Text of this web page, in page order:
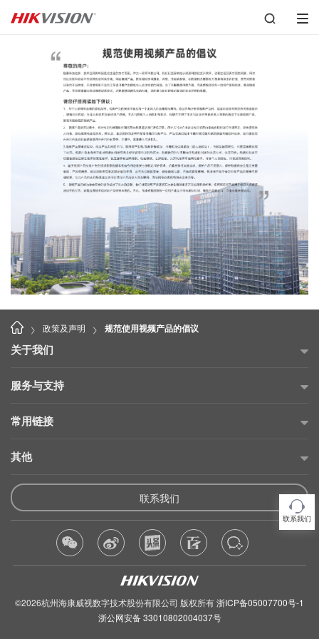
联系我们
> 政策及声明 > 规范使用视频产品的倡议
关于我们
公司简介
可持续发展
招贤纳士
联系我们
服务与支持
故障自查
维修在线申请
维修状态查询
产品延保购买
产品公告
常用链接
海康云商
海康云眸
海康互联
海康合作伙伴
其他
供应商平台
产品使用倡议
法律声明
联系我们
©2026杭州海康威视数字技术股份有限公司 版权所有浙ICP备05007700号-1
浙公网安备 33010802004037号